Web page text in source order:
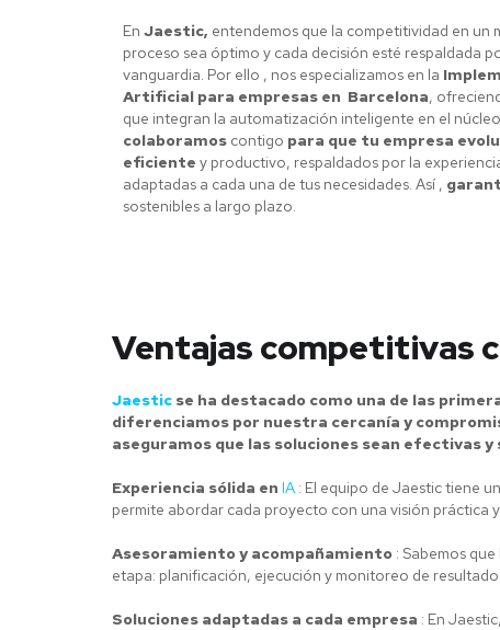
En Jaestic, entendemos que la competitividad en un
proceso sea óptimo y cada decisión esté respaldada
vanguardia. Por ello , nos especializamos en la
Artificial para empresas en Barcelona,
que integran la automatización inteligente en el
colaboramos contigo para que tu empresa
eficiente y productivo, respaldados por la
adaptadas a cada una de tus necesidades. Así ,
sostenibles a largo plazo.
Ventajas competitivas
Jaestic se ha destacado como una de las
diferenciamos por nuestra cercanía y
aseguramos que las soluciones sean efectivas
Experiencia sólida en IA : El equipo de Jaestic tiene
permite abordar cada proyecto con una visión práctica
Asesoramiento y acompañamiento : Sabemos
etapa: planificación, ejecución y monitoreo de
Soluciones adaptadas a cada empresa : En